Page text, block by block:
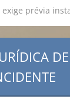
prévia